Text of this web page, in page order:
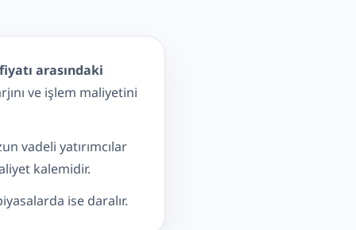
arasındaki
ve işlem maliyetini
vadeli yatırımcılar
kalemidir.
ise daralır.